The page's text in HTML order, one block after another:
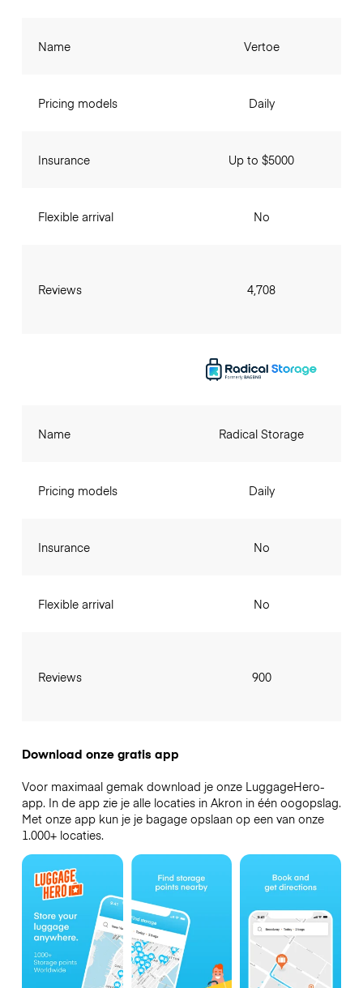
Name
Pricing models
Insurance
Flexible arrival
Reviews
Vertoe
Daily
Up to $5000
No
4,708
Name
Pricing models
Insurance
Flexible arrival
Reviews
Radical Storage
Daily
No
No
900
Download onze gratis app
Voor maximaal gemak download je onze LuggageHero-
app. In de app zie je alle locaties in Akron in één oogopslag.
Met onze app kun je je bagage opslaan op een van onze
1.000+ locaties.